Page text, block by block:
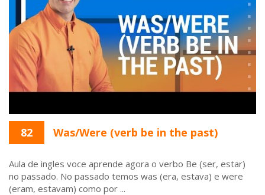
82 Was/Were (verb be in the past)
Aula de ingles voce aprende agora o verbo Be (ser, estar)
no passado. No passado temos was (era, estava) e were
(eram, estavam) como por ...